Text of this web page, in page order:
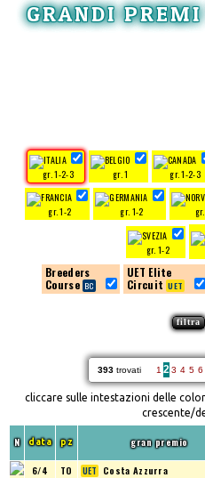
GRANDI
gr. 1-2-3 gr. 1 gr. 1-2-3
gr. 1-2 gr. 1-2
gr. 1-2
Breeders
Course
UET Elite
Circuit
393 trovati 1 23 4 5 6
cliccare sulle intestazioni delle
crescente/
N data pz gran premio
6/4 TO Costa Azzurra